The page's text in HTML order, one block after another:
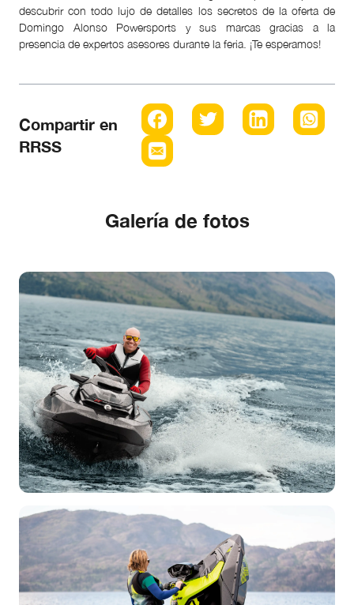
descubrir con todo lujo de detalles los secretos de la oferta de
Domingo Alonso Powersports y sus marcas gracias a la
presencia de expertos asesores durante la feria. ¡Te esperamos!
Compartir en
RRSS
Galería de fotos